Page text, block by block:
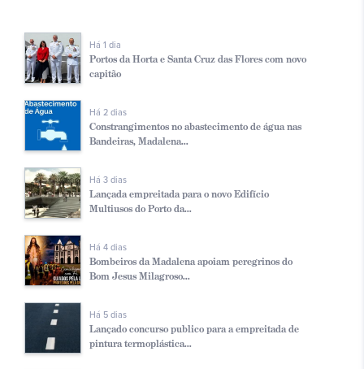
Há 1 dia
Portos da Horta e Santa Cruz das Flores com novo
capitão
Há 2 dias
Constrangimentos no abastecimento de água nas
Bandeiras, Madalena...
Há 3 dias
Lançada empreitada para o novo Edifício
Multiusos do Porto da...
Há 4 dias
Bombeiros da Madalena apoiam peregrinos do
Bom Jesus Milagroso...
Há 5 dias
Lançado concurso publico para a empreitada de
pintura termoplástica...